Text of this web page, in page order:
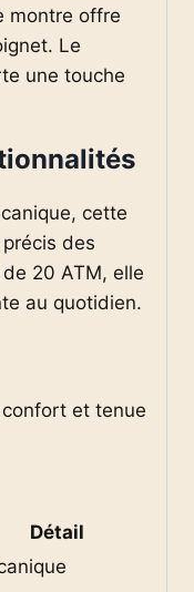
montre offre
Le
une touche
cette
des
20 ATM, elle
au quotidien.
et tenue
Détail